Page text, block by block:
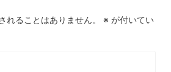
れることはありません。 ※ が付いてい